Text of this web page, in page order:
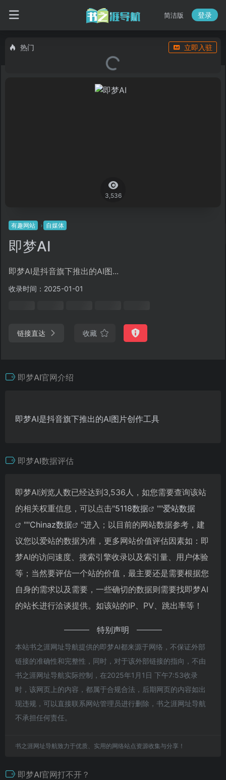
简洁版 登录
热门 立即入驻
3,536
有趣网站 自媒体
即梦AI
即梦AI是抖音旗下推出的AI图...
收录时间：2025-01-01
链接直达 收藏
即梦AI官网介绍
即梦AI是抖音旗下推出的AI图片创作工具
即梦AI数据评估
即梦AI浏览人数已经达到3,536人，如您需要查询该站
的相关权重信息，可以点击"5118数据 ""爱站数据
""Chinaz数据
"进入；以目前的网站数据参考，建
议您以爱站的数据为准，更多网站价值评估因素如：即
梦AI的访问速度、搜索引擎收录以及索引量、用户体验
等；当然要评估一个站的价值，最主要还是需要根据您
自身的需求以及需要，一些确切的数据则需要找即梦AI
的站长进行洽谈提供。如该站的IP、PV、跳出率等！
特别声明
本站书之涯网址导航提供的即梦AI都来源于网络，不保证外部
链接的准确性和完整性，同时，对于该外部链接的指向，不由
书之涯网址导航实际控制，在2025年1月1日 下午7:53收录
时，该网页上的内容，都属于合规合法，后期网页的内容如出
现违规，可以直接联系网站管理员进行删除，书之涯网址导航
不承担任何责任。
书之涯网址导航致力于优质、实用的网络站点资源收集与分享！
即梦AI官网打不开？